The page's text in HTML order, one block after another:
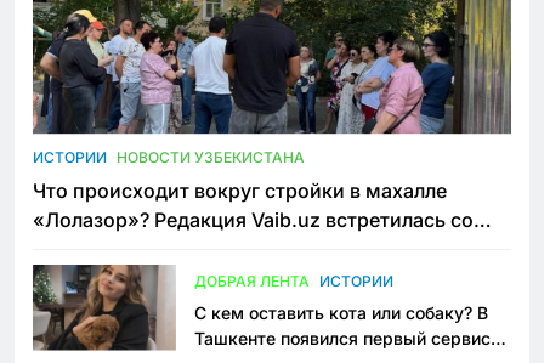
ИСТОРИИ НОВОСТИ УЗБЕКИСТАНА
Что происходит вокруг стройки в махалле
«Лолазор»? Редакция Vaib.uz встретилась со
ДОБРАЯ ЛЕНТА ИСТОРИИ
С кем оставить кота или собаку? В
Ташкенте появился первый сервис